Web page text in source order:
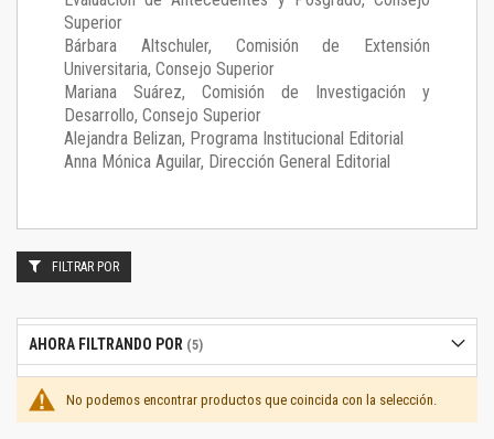
Superior
Bárbara Altschuler, Comisión de Extensión
Universitaria, Consejo Superior
Mariana Suárez, Comisión de Investigación y
Desarrollo, Consejo Superior
Alejandra Belizan, Programa Institucional Editorial
Anna Mónica Aguilar, Dirección General Editorial
No podemos encontrar productos que coincida con la selección.
FILTRAR POR
AHORA FILTRANDO POR